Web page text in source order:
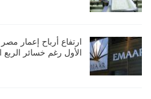
الأول رغم خسائر الربع